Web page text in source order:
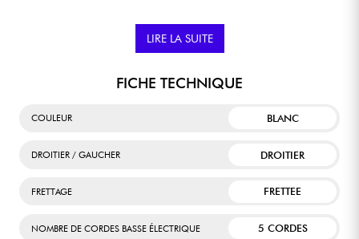
Elle est incontestablement sur le podium des instruments de la
LIRE LA SUITE
FICHE TECHNIQUE
COULEUR BLANC
DROITIER / GAUCHER DROITIER
FRETTAGE FRETTEE
NOMBRE DE CORDES BASSE ÉLECTRIQUE 5 CORDES